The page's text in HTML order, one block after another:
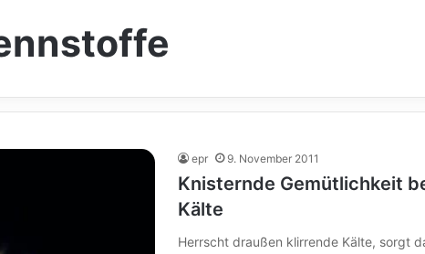
epr 9. November 2011
Knisternde Gemütlichkeit
Kälte
Herrscht draußen klirrende Kälte, sorgt